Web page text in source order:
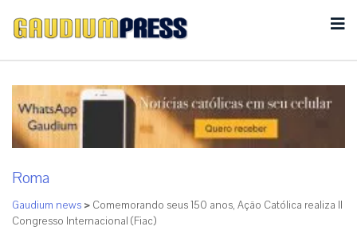
Roma
Gaudium news > Comemorando seus 150 anos, Ação Católica realiza II
Congresso Internacional (Fiac)